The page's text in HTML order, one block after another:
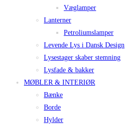
Væglamper
Lanterner
Petroliumslamper
Levende Lys i Dansk Design
Lysestager skaber stemning
Lysfade & bakker
MØBLER & INTERIØR
Bænke
Borde
Hylder